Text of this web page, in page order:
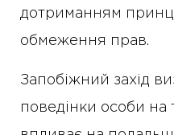
дотриманням
обмеження прав.
Запобіжний захід
поведінки особи на